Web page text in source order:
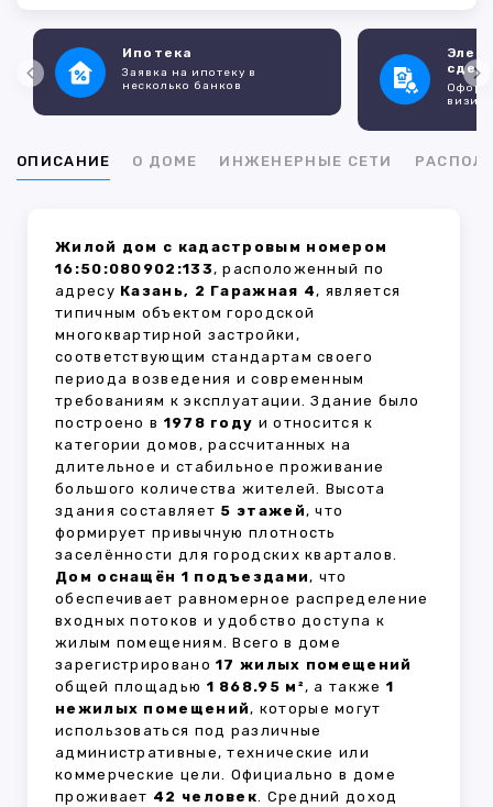
Ипотека
Заявка на ипотеку в
несколько банков
ОПИСАНИЕ О ДОМЕ ИНЖЕНЕРНЫЕ СЕТИ
Жилой дом с кадастровым номером
16:50:080902:133, расположенный по
адресу Казань, 2 Гаражная 4, является
типичным объектом городской
многоквартирной застройки,
соответствующим стандартам своего
периода возведения и современным
требованиям к эксплуатации. Здание было
построено в 1978 году и относится к
категории домов, рассчитанных на
длительное и стабильное проживание
большого количества жителей. Высота
здания составляет 5 этажей, что
формирует привычную плотность
заселённости для городских кварталов.
Дом оснащён 1 подъездами, что
обеспечивает равномерное распределение
входных потоков и удобство доступа к
жилым помещениям. Всего в доме
зарегистрировано17 жилых помещений
общей площадью 1 868.95 м², а также 1
нежилых помещений, которые могут
использоваться под различные
административные, технические или
коммерческие цели. Официально в доме
проживает 42 человек. Средний доход